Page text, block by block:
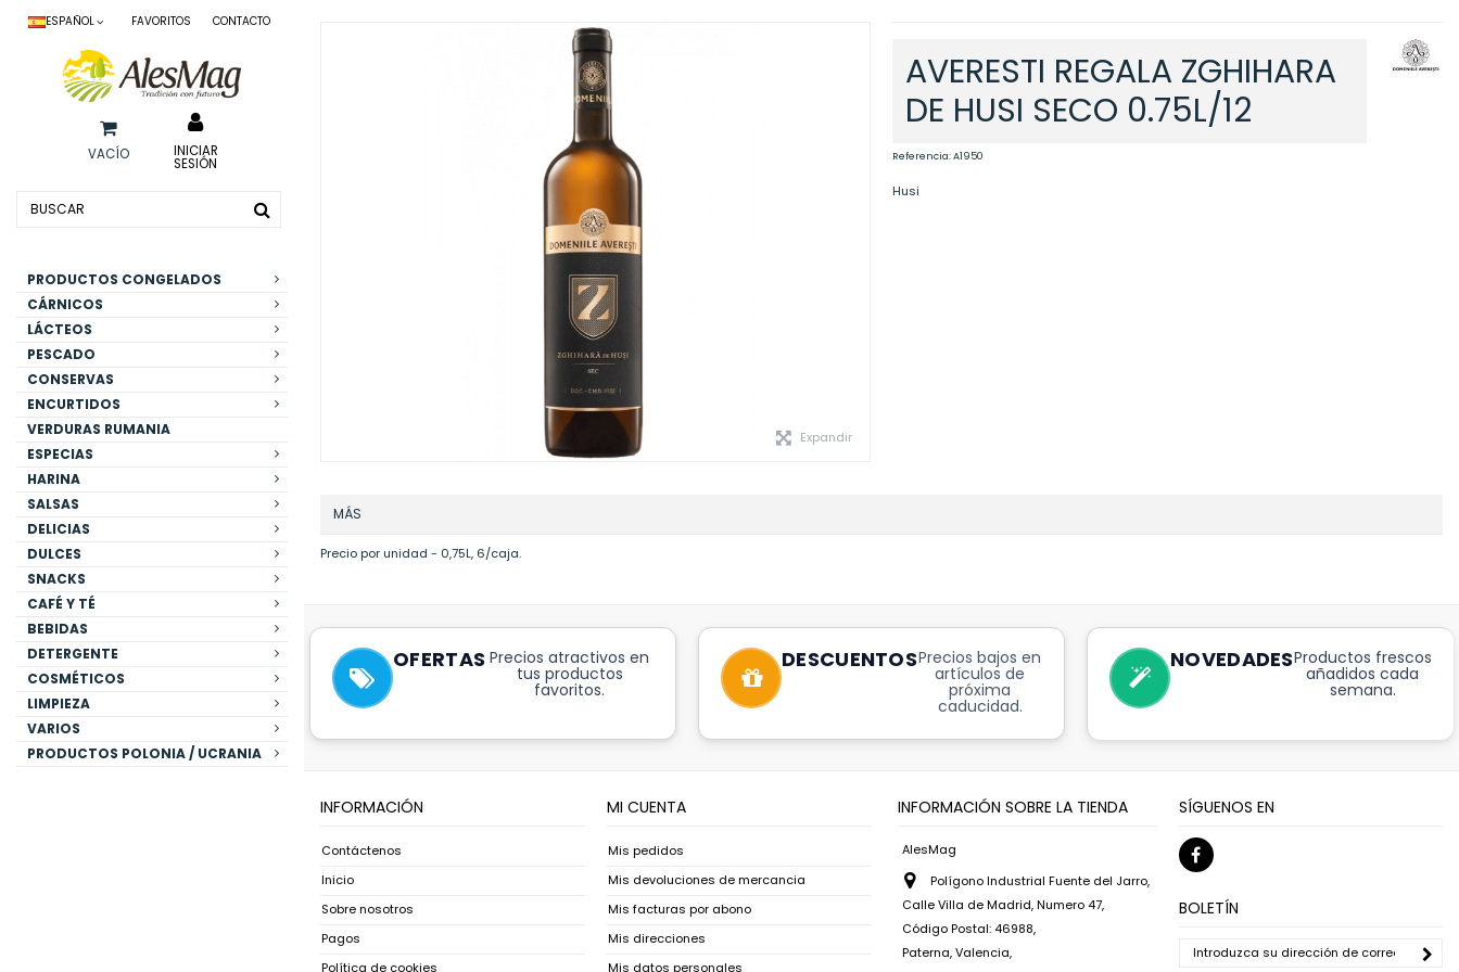
ESPAÑOL FAVORITOS CONTACTO
VACÍO INICIAR
SESIÓN
PRODUCTOS CONGELADOS
CÁRNICOS
LÁCTEOS
PESCADO
CONSERVAS
ENCURTIDOS
VERDURAS RUMANIA
ESPECIAS
HARINA
SALSAS
DELICIAS
DULCES
SNACKS
CAFÉ Y TÉ
BEBIDAS
DETERGENTE
COSMÉTICOS
LIMPIEZA
VARIOS
PRODUCTOS POLONIA / UCRANIA
Expandir
AVERESTI REGALA ZGHIHARA
DE HUSI SECO 0.75L/12
Referencia:A1950
Husi
MÁS
Precio por unidad - 0,75L, 6/caja.
OFERTAS Precios atractivos en
tus productos
favoritos.
DESCUENTOSPrecios bajos en
artículos de
próxima
caducidad.
NOVEDADESProductos frescos
añadidos cada
semana.
INFORMACIÓN
Contáctenos
Inicio
Sobre nosotros
Pagos
Política de cookies
MI CUENTA
Mis pedidos
Mis devoluciones de mercancia
Mis facturas por abono
Mis direcciones
Mis datos personales
INFORMACIÓN SOBRE LA TIENDA
AlesMag
Polígono Industrial Fuente del Jarro,
Calle Villa de Madrid, Numero 47,
Código Postal: 46988,
Paterna, Valencia,
SÍGUENOS EN
BOLETÍN